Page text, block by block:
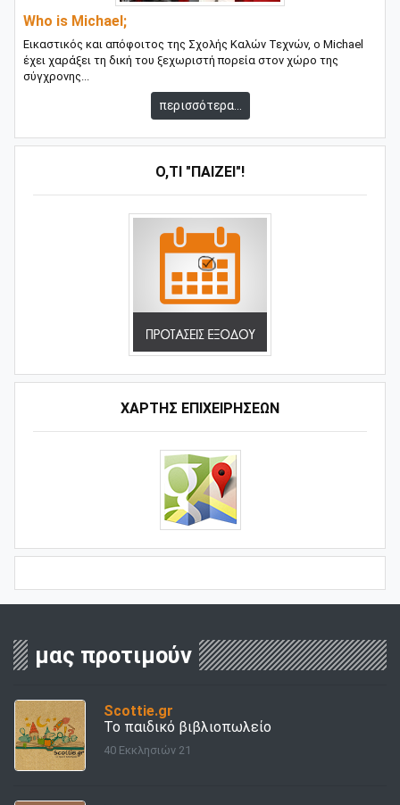
Who is Michael;
Εικαστικός και απόφοιτος της Σχολής Καλών Τεχνών, ο Michael
έχει χαράξει τη δική του ξεχωριστή πορεία στον χώρο της
σύγχρονης...
περισσότερα...
Ό,ΤΙ "ΠΑΊΖΕΙ"!
ΧΑΡΤΗΣ ΕΠΙΧΕΙΡΗΣΕΩΝ
μας προτιμούν
Scottie.gr
Το παιδικό βιβλιοπωλείο
40 Εκκλησιών 21